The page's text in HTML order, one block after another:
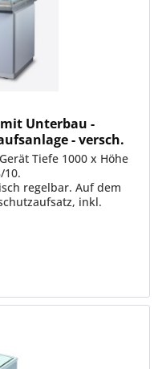
Unterbau -
- versch.
Tiefe 1000 x Höhe
10.
regelbar. Auf dem
inkl.